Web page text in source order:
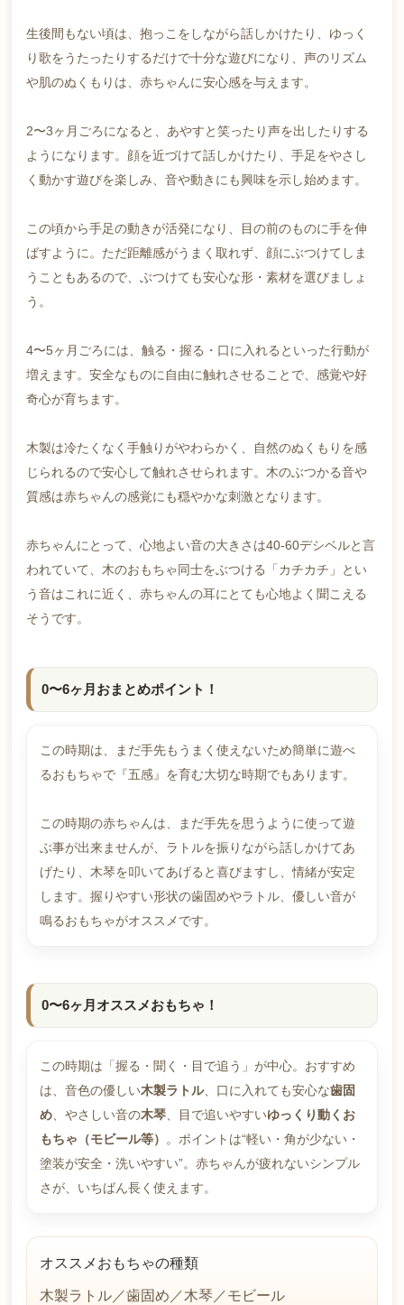
生後間もない頃は、抱っこをしながら話しかけたり、ゆっく
り歌をうたったりするだけで十分な遊びになり、声のリズム
や肌のぬくもりは、赤ちゃんに安心感を与えます。
2〜3ヶ月ごろになると、あやすと笑ったり声を出したりする
ようになります。顔を近づけて話しかけたり、手足をやさし
く動かす遊びを楽しみ、音や動きにも興味を示し始めます。
この頃から手足の動きが活発になり、目の前のものに手を伸
ばすように。ただ距離感がうまく取れず、顔にぶつけてしま
うこともあるので、ぶつけても安心な形・素材を選びましょ
う。
4〜5ヶ月ごろには、触る・握る・口に入れるといった行動が
増えます。安全なものに自由に触れさせることで、感覚や好
奇心が育ちます。
木製は冷たくなく手触りがやわらかく、自然のぬくもりを感
じられるので安心して触れさせられます。木のぶつかる音や
質感は赤ちゃんの感覚にも穏やかな刺激となります。
赤ちゃんにとって、心地よい音の大きさは40-60デシベルと言
われていて、木のおもちゃ同士をぶつける「カチカチ」とい
う音はこれに近く、赤ちゃんの耳にとても心地よく聞こえる
そうです。
0〜6ヶ月おまとめポイント！
この時期は、まだ手先もうまく使えないため簡単に遊べ
るおもちゃで『五感』を育む大切な時期でもあります。
この時期の赤ちゃんは、まだ手先を思うように使って遊
ぶ事が出来ませんが、ラトルを振りながら話しかけてあ
げたり、木琴を叩いてあげると喜びますし、情緒が安定
します。握りやすい形状の歯固めやラトル、優しい音が
鳴るおもちゃがオススメです。
0〜6ヶ月オススメおもちゃ！
この時期は「握る・聞く・目で追う」が中心。おすすめ
は、音色の優しい木製ラトル、口に入れても安心な歯固
め 、やさしい音の木琴 、目で追いやすいゆっくり動くお
もちゃ（モビール等） 。ポイントは“軽い・角が少ない・
塗装が安全・洗いやすい”。赤ちゃんが疲れないシンプル
さが、いちばん長く使えます。
オススメおもちゃの種類
木製ラトル／歯固め／木琴／モビール